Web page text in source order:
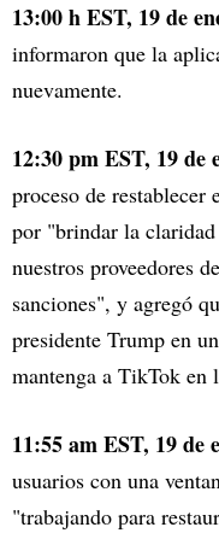
13:00 h EST, 19 de
informaron que la
nuevamente.
12:30 pm EST, 19 de
proceso de
por "brindar la
nuestros proveedores
sanciones", y agregó
presidente Trump en
mantenga a TikTok en
11:55 am EST, 19 de
usuarios con una
"trabajando para